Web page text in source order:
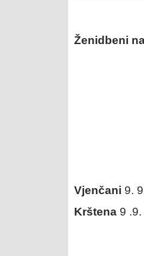
Ženidbeni
Vjenčani 9.
Krštena 9